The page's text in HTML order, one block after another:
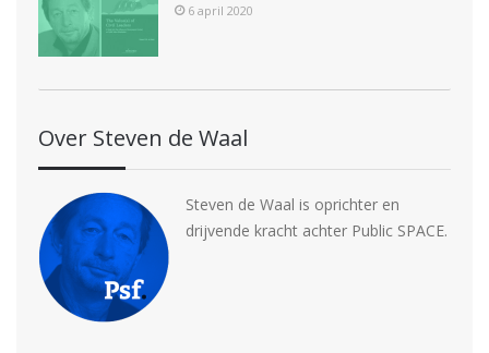
6 april 2020
Over Steven de Waal
Steven de Waal is oprichter en
drijvende kracht achter Public SPACE.